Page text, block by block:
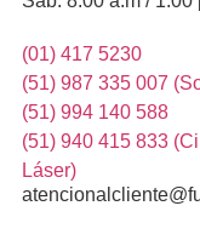
(01) 417 5230
(51) 987 335 007
(51) 994 140 588
(51) 940 415 833
Láser)